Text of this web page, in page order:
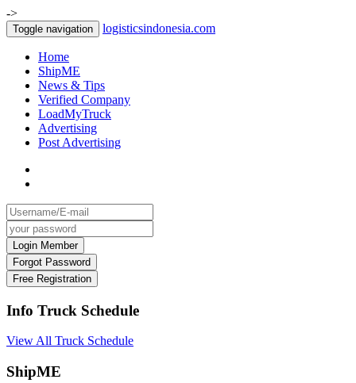
->
Toggle navigation logisticsindonesia.com
Home
ShipME
News & Tips
Verified Company
LoadMyTruck
Advertising
Post Advertising
Info Truck Schedule
View All Truck Schedule
ShipME